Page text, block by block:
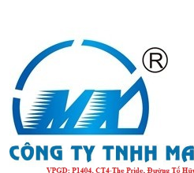
Giới
thiệu
Sản